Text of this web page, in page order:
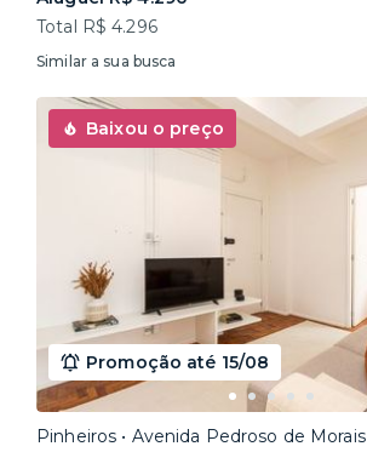
Total R$ 4.296
Similar a sua busca
Baixou o preço
Promoção até 15/08
Pinheiros • Avenida Pedroso de Morais